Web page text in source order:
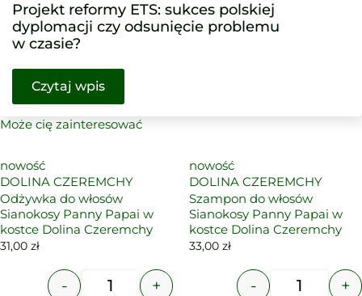
Projekt reformy ETS: sukces polskiej
dyplomacji czy odsunięcie problemu
w czasie?
Czytaj wpis
Może cię zainteresować
nowość
DOLINA CZEREMCHY
Odżywka do włosów
Sianokosy Panny Papai w
kostce Dolina Czeremchy
31,00 zł
- +
nowość
DOLINA CZEREMCHY
Szampon do włosów
Sianokosy Panny Papai w
kostce Dolina Czeremchy
33,00 zł
- +